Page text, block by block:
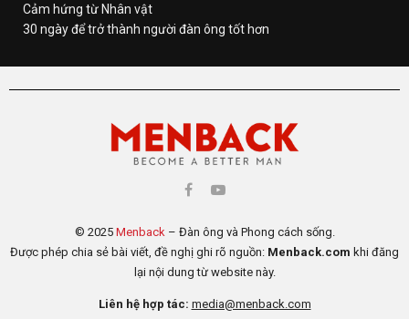
Cảm hứng từ Nhân vật
30 ngày để trở thành người đàn ông tốt hơn
© 2025 Menback – Đàn ông và Phong cách sống.
Được phép chia sẻ bài viết, đề nghị ghi rõ nguồn: Menback.com khi đăng
lại nội dung từ website này.
Liên hệ hợp tác: media@menback.com